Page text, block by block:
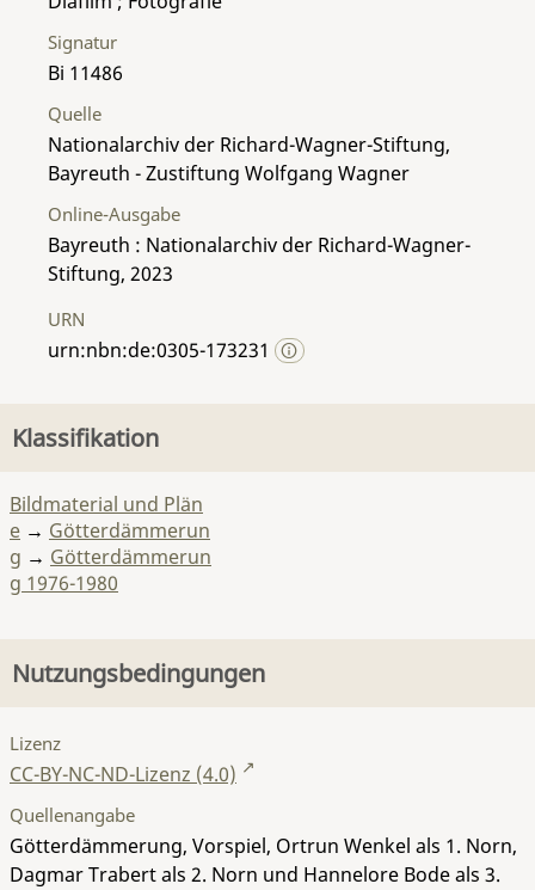
Signatur
Bi 11486
Quelle
Nationalarchiv der Richard-Wagner-Stiftung,
Bayreuth - Zustiftung Wolfgang Wagner
Online-Ausgabe
Bayreuth : Nationalarchiv der Richard-Wagner-
Stiftung, 2023
URN
urn:nbn:de:0305-173231
Klassifikation
Bildmaterial und Plän
e → Götterdämmerun
g → Götterdämmerun
g 1976-1980
Nutzungsbedingungen
Lizenz
CC-BY-NC-ND-Lizenz (4.0)
Quellenangabe
Götterdämmerung, Vorspiel, Ortrun Wenkel als 1. Norn,
Dagmar Trabert als 2. Norn und Hannelore Bode als 3.